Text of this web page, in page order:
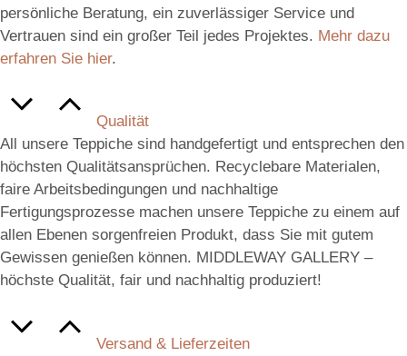
persönliche Beratung, ein zuverlässiger Service und
Vertrauen sind ein großer Teil jedes Projektes. Mehr dazu
erfahren Sie hier.
Qualität
All unsere Teppiche sind handgefertigt und entsprechen den
höchsten Qualitätsansprüchen. Recyclebare Materialen,
faire Arbeitsbedingungen und nachhaltige
Fertigungsprozesse machen unsere Teppiche zu einem auf
allen Ebenen sorgenfreien Produkt, dass Sie mit gutem
Gewissen genießen können. MIDDLEWAY GALLERY –
höchste Qualität, fair und nachhaltig produziert!
Versand & Lieferzeiten